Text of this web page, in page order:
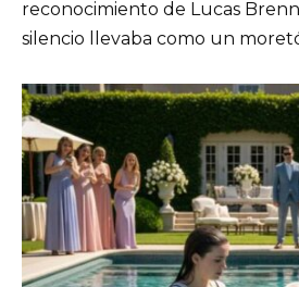
reconocimiento de Lucas
silencio llevaba como un